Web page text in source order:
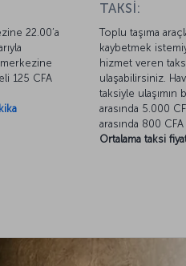
22.00’a
125 CFA
TAKSİ:
Toplu taşıma
kaybetmek
hizmet veren
ulaşabilirsiniz.
taksiyle
arasında 5.000
arasında 800 CFA
Ortalama taksi